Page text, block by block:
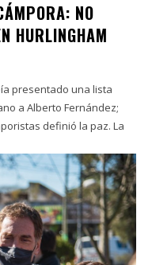
NO
HURLINGHAM
presentado una lista
a Alberto Fernández;
definió la paz. La